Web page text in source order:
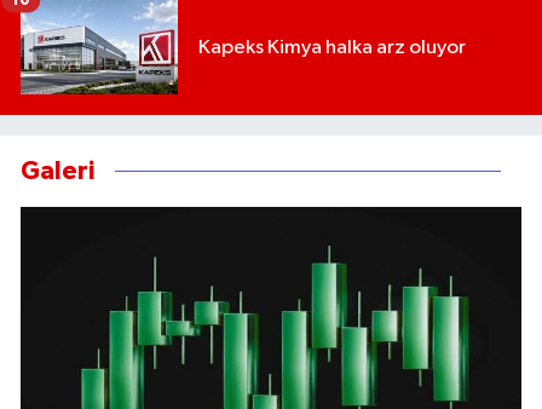
Kapeks Kimya halka arz oluyor
Galeri